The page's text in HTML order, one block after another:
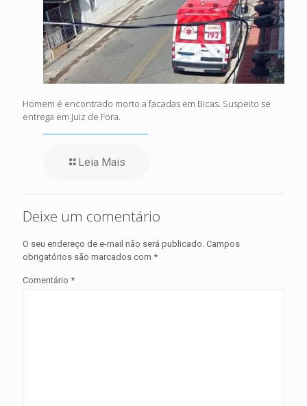
Homem é encontrado morto a facadas em Bicas. Suspeito se
entrega em Juiz de Fora.
Leia Mais
Deixe um comentário
O seu endereço de e-mail não será publicado. Campos
obrigatórios são marcados com *
Comentário *